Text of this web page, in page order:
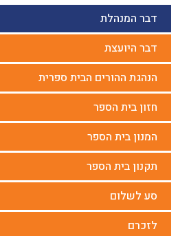
דבר המנהלת
דבר היועצת
הנהגת ההורים הבית ספרית
חזון בית הספר
המנון בית הספר
תקנון בית הספר
סע לשלום
לזכרם